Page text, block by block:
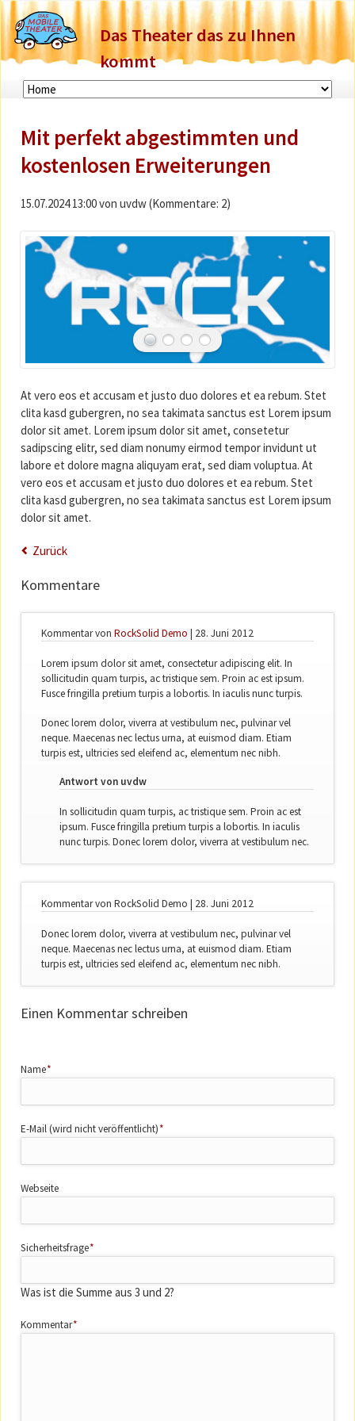
Das Theater das zu Ihnen
kommt
Navigation
Mit perfekt abgestimmten und
kostenlosen Erweiterungen
15.07.2024 13:00von uvdw (Kommentare: 2)
At vero eos et accusam et justo duo dolores et ea rebum. Stet
clita kasd gubergren, no sea takimata sanctus est Lorem ipsum
dolor sit amet. Lorem ipsum dolor sit amet, consetetur
sadipscing elitr, sed diam nonumy eirmod tempor invidunt ut
labore et dolore magna aliquyam erat, sed diam voluptua. At
vero eos et accusam et justo duo dolores et ea rebum. Stet
clita kasd gubergren, no sea takimata sanctus est Lorem ipsum
dolor sit amet.
Zurück
Kommentare
Kommentar von RockSolid Demo | 28. Juni 2012
Lorem ipsum dolor sit amet, consectetur adipiscing elit. In
sollicitudin quam turpis, ac tristique sem. Proin ac est ipsum.
Fusce fringilla pretium turpis a lobortis. In iaculis nunc turpis.
Donec lorem dolor, viverra at vestibulum nec, pulvinar vel
neque. Maecenas nec lectus urna, at euismod diam. Etiam
turpis est, ultricies sed eleifend ac, elementum nec nibh.
Antwort von uvdw
In sollicitudin quam turpis, ac tristique sem. Proin ac est
ipsum. Fusce fringilla pretium turpis a lobortis. In iaculis
nunc turpis. Donec lorem dolor, viverra at vestibulum nec.
Kommentar von RockSolid Demo | 28. Juni 2012
Donec lorem dolor, viverra at vestibulum nec, pulvinar vel
neque. Maecenas nec lectus urna, at euismod diam. Etiam
turpis est, ultricies sed eleifend ac, elementum nec nibh.
Einen Kommentar schreiben
Pflichtfeld
Name*
Pflichtfeld
E-Mail (wird nicht veröffentlicht)*
Webseite
Pflichtfeld
Sicherheitsfrage*
Was ist die Summe aus 3 und 2?
Pflichtfeld
Kommentar*